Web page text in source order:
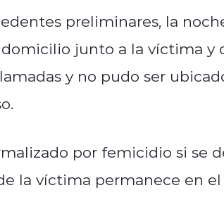
preliminares, la
junto a la víctima y
y no pudo ser
por femicidio si se
la víctima permanece en